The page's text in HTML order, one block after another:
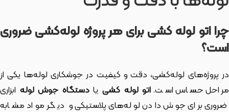
چرا اتو لوله کشی برای هر پروژه لوله‌کشی ضروری
است؟
در پروژه‌های لوله‌کشی، دقت و کیفیت در جوشکاری لوله‌ها یکی از
مراحل حساس است.اتو لوله کشییادستگاه جوش لوله ابزاری
ضروری برای جوش دادن لوله‌های پلاستیکی و دیگر مواد مشابه